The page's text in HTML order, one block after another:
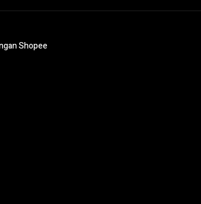
Shopee